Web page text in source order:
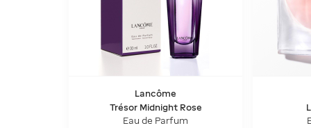
Lancôme
Trésor Midnight Rose
Eau de Parfum